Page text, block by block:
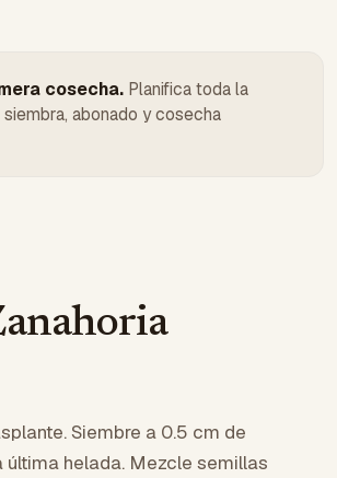
cosecha. Planifica toda la
abonado y cosecha
Siembre a 0.5 cm de
helada. Mezcle semillas